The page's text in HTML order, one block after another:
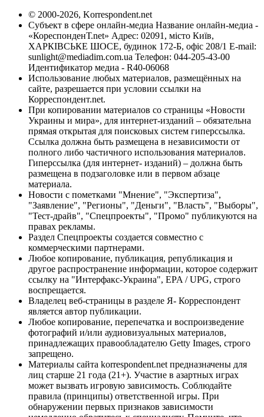
© 2000-2026, Korrespondent.net
Субъект в сфере онлайн-медиа Название онлайн-медиа -
«КореспонденТ.net» Адрес: 02091, місто Київ,
ХАРКІВСЬКЕ ШОСЕ, будинок 172-Б, офіс 208/1 E-mail:
sunlight@mediadim.com.ua Телефон: 044-205-43-00
Идентификатор медиа - R40-06068
Использование любых материалов, размещённых на
сайте, разрешается при условии ссылки на
Корреспондент.net.
При копировании материалов со страницы «Новости
Украины и мира», для интернет-изданий – обязательна
прямая открытая для поисковых систем гиперссылка.
Ссылка должна быть размещена в независимости от
полного либо частичного использования материалов.
Гиперссылка (для интернет- изданий) – должна быть
размещена в подзаголовке или в первом абзаце
материала.
Новости с пометками "Мнение", "Экспертиза",
"Заявление", "Регионы", "Деньги", "Власть", "Выборы",
"Тест-драйв", "Спецпроекты", "Промо" публикуются на
правах рекламы.
Раздел Спецпроекты создается совместно с
коммерческими партнерами.
Любое копирование, публикация, републикация и
другое распространение информации, которое содержит
ссылку на "Интерфакс-Украина", EPA / UPG, строго
воспрещается.
Владелец веб-страницы в разделе Я- Корреспондент
является автор публикации.
Любое копирование, перепечатка и воспроизведение
фотографий и/или аудиовизуальных материалов,
принадлежащих правообладателю Getty Images, строго
запрещено.
Материалы сайта korrespondent.net предназначены для
лиц старше 21 года (21+). Участие в азартных играх
может вызвать игровую зависимость. Соблюдайте
правила (принципы) ответственной игры. При
обнаружении первых признаков зависимости